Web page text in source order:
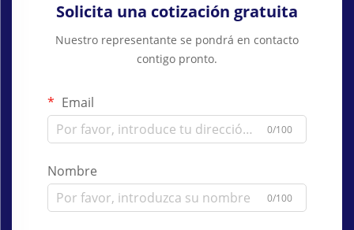
Solicita una cotización gratuita
Nuestro representante se pondrá en contacto
contigo pronto.
Email
0/100
Nombre
0/100